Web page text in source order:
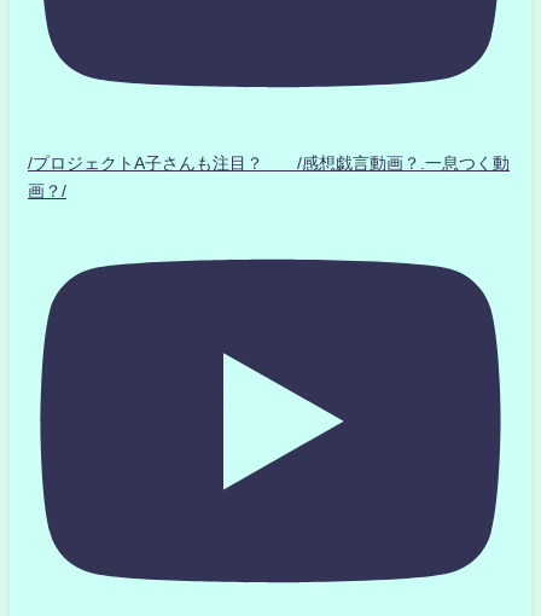
/プロジェクトA子さんも注目？ /感想戯言動画？.一息つく動
画？/